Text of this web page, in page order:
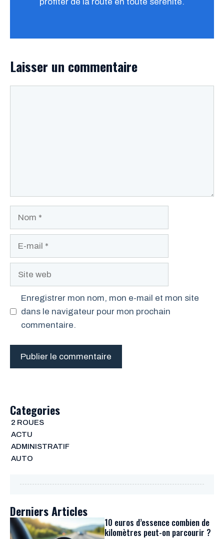
Laisser un commentaire
Site
Enregistrer mon nom, mon e-mail et mon site
dans le navigateur pour mon prochain
commentaire.
Categories
2 ROUES
ACTU
ADMINISTRATIF
AUTO
Derniers Articles
10 euros d’essence combien de
kilomètres peut-on parcourir ?